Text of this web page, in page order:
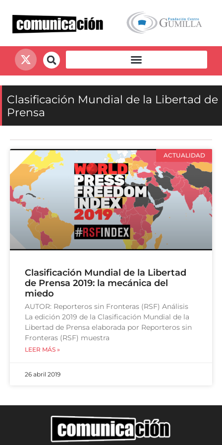
Clasificación Mundial de la Libertad de
Prensa
ACTUALIDAD
Clasificación Mundial de la Libertad
de Prensa 2019: la mecánica del
miedo
AUTOR: Reporteros sin Fronteras (RSF) Análisis
La edición 2019 de la Clasificación Mundial de la
Libertad de Prensa elaborada por Reporteros sin
Fronteras (RSF) muestra
LEER MÁS »
26 abril 2019